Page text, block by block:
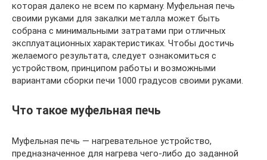
которая далеко не всем по карману. Муфельная печь
своими руками для закалки металла может быть
собрана с минимальными затратами при отличных
эксплуатационных характеристиках. Чтобы достичь
желаемого результата, следует ознакомиться с
устройством, принципом работы и возможными
вариантами сборки печи 1000 градусов своими руками.
Что такое муфельная печь
Муфельная печь — нагревательное устройство,
предназначенное для нагрева чего-либо до заданной